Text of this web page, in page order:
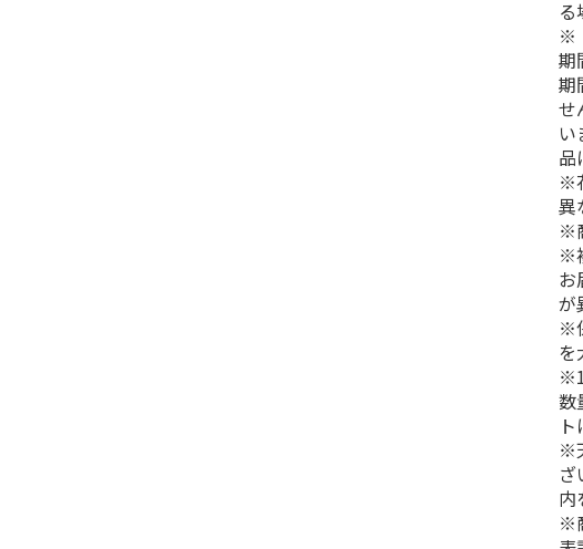
る
※
期
期
せ
品
※
異
※
※
お
が
※
を
数
※
内
※